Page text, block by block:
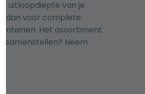
uitloopdiepte van je
dan voor complete
. Het assortiment
samenstellen? Neem